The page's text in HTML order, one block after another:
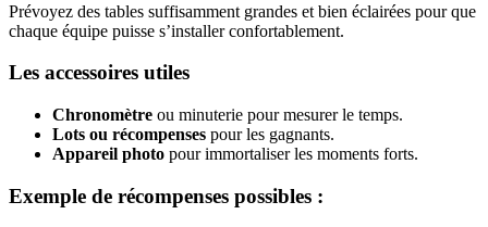
Prévoyez des tables suffisamment grandes et bien éclairées pour que
chaque équipe puisse s’installer confortablement.
Les accessoires utiles
Chronomètre ou minuterie pour mesurer le temps.
Lots ou récompenses pour les gagnants.
Appareil photo pour immortaliser les moments forts.
Exemple de récompenses possibles :